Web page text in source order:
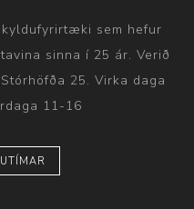
sem hefur
sinna í 25 ár. Verið
25. Virka daga
11-16